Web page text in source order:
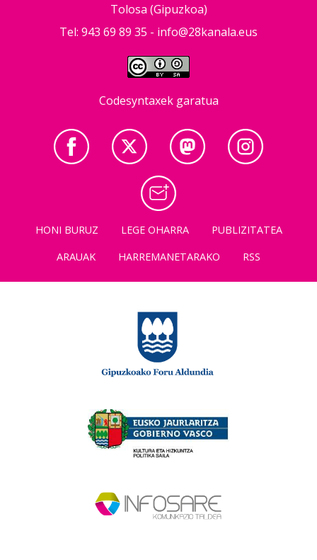
Tolosa (Gipuzkoa)
Tel: 943 69 89 35 - info@28kanala.eus
Codesyntaxek garatua
HONI BURUZ LEGE OHARRA
PUBLIZITATEA
ARAUAK
HARREMANETARAKO RSS